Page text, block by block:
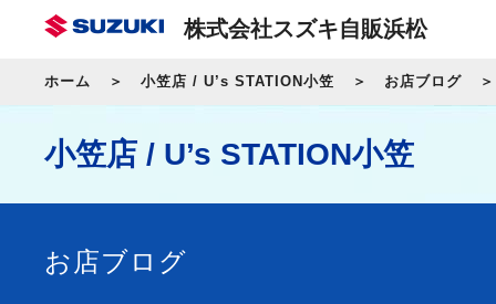
株式会社スズキ自販浜松
ホーム 小笠店 / U’s STATION小笠 お店ブログ
小笠店 / U’s STATION小笠
お店ブログ